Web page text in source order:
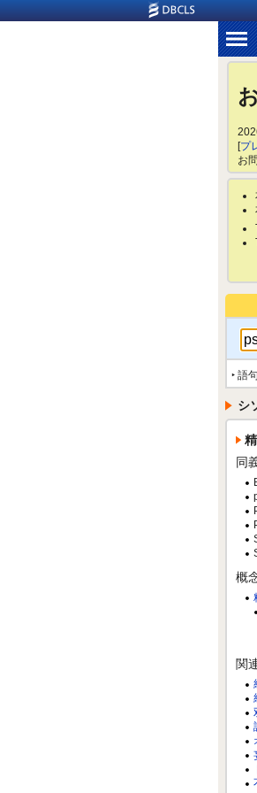
[プ
お
‣ 語句
シ
同
概
関